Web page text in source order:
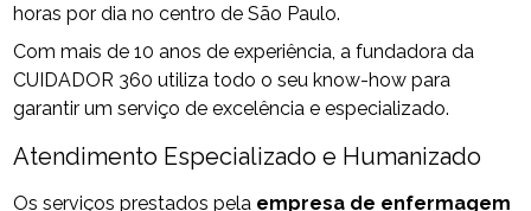
horas por dia no centro de São Paulo.
Com mais de 10 anos de experiência, a fundadora da
CUIDADOR 360 utiliza todo o seu know-how para
garantir um serviço de excelência e especializado.
Atendimento Especializado e Humanizado
Os serviços prestados pela empresa de enfermagem